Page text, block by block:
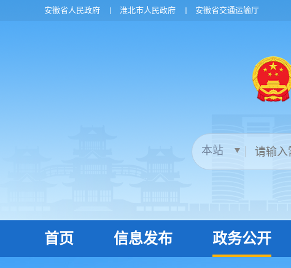
安徽省人民政府 淮北市人民政府 安徽省交通运输厅
首页 信息发布 政务公开